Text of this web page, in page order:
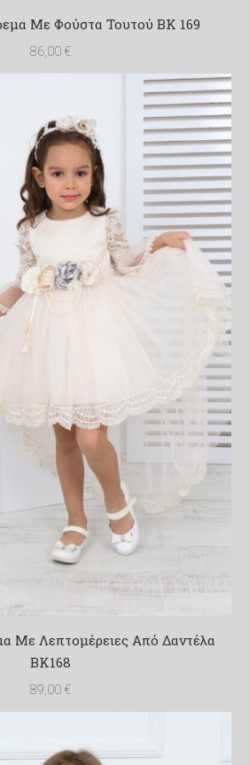
Με Φούστα Τουτού BK 169
86,00 €
Με Λεπτομέρειες Από Δαντέλα
ΒΚ168
89,00 €